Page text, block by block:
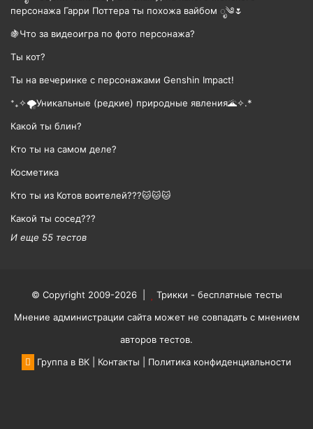
персонажа Гарри Поттера ты похожа вайбом ೃ༄🌷
🍇Что за видеоигра по фото персонажа?
Ты кот?
Ты на вечеринке с персонажами Genshin Impact!
⁺₊✧🌪️Уникальные (редкие) природные явления🌋✧.*
Какой ты блин?
Кто ты на самом деле?
Косметика
Кто ты из Котов воителей???🐱🐱🐱
Какой ты сосед???
И еще 55 тестов
© Copyright 2009-2026 |
Трикки - бесплатные тесты
Мнение администрации сайта может не совпадать с мнением
авторов тестов.
Группа в ВК
Контакты Политика конфиденциальности